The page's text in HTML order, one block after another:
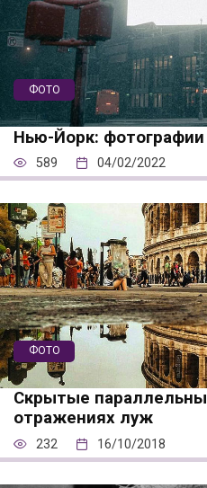
ФОТО
Нью-Йорк: фотографии
589 04/02/2022
ФОТО
Скрытые
отражениях луж
232 16/10/2018